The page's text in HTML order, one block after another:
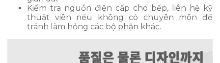
Kiểm tra nguồn điện cấp cho bếp, liên hệ kỹ
thuật viên nếu không có chuyên môn để
tránh làm hỏng các bộ phận khác.